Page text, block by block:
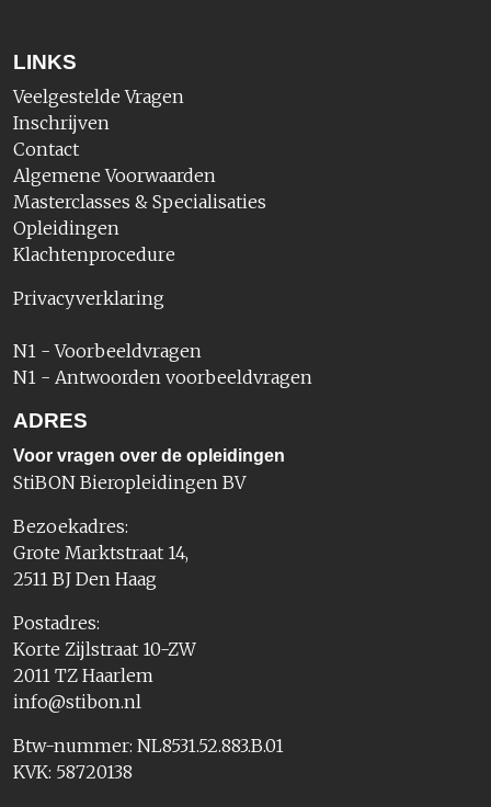
LINKS
Veelgestelde Vragen
Inschrijven
Contact
Algemene Voorwaarden
Masterclasses & Specialisaties
Opleidingen
Klachtenprocedure
Privacyverklaring
N1 - Voorbeeldvragen
N1 - Antwoorden voorbeeldvragen
ADRES
Voor vragen over de opleidingen
StiBON Bieropleidingen BV
Bezoekadres:
Grote Marktstraat 14,
2511 BJ Den Haag
Postadres:
Korte Zijlstraat 10-ZW
2011 TZ Haarlem
info@stibon.nl
Btw-nummer: NL8531.52.883.B.01
KVK: 58720138